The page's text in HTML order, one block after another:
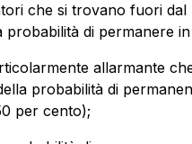
che si trovano fuori
probabilità di permanere
allarmante
probabilità di
per cento);